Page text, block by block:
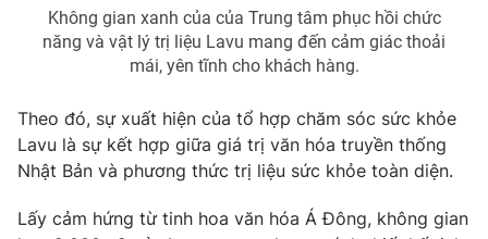
Emagazine Podcast
Infographic
Video Shorts video
Không gian xanh của của Trung tâm phục hồi chức
năng và vật lý trị liệu Lavu mang đến cảm giác thoải
mái, yên tĩnh cho khách hàng.
Theo đó, sự xuất hiện của tổ hợp chăm sóc sức khỏe
Lavu là sự kết hợp giữa giá trị văn hóa truyền thống
Nhật Bản và phương thức trị liệu sức khỏe toàn diện.
Lấy cảm hứng từ tinh hoa văn hóa Á Đông, không gian